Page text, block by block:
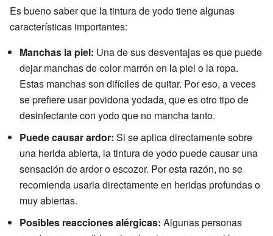
Es bueno saber que la tintura de yodo tiene algunas
características importantes:
Manchas la piel: Una de sus desventajas es que puede
dejar manchas de color marrón en la piel o la ropa.
Estas manchas son difíciles de quitar. Por eso, a veces
se prefiere usar povidona yodada, que es otro tipo de
desinfectante con yodo que no mancha tanto.
Puede causar ardor: Si se aplica directamente sobre
una herida abierta, la tintura de yodo puede causar una
sensación de ardor o escozor. Por esta razón, no se
recomienda usarla directamente en heridas profundas o
muy abiertas.
Posibles reacciones alérgicas: Algunas personas